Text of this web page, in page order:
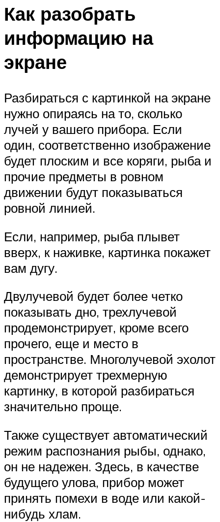
Как разобрать
информацию на
экране
Разбираться с картинкой на экране
нужно опираясь на то, сколько
лучей у вашего прибора. Если
один, соответственно изображение
будет плоским и все коряги, рыба и
прочие предметы в ровном
движении будут показываться
ровной линией.
Если, например, рыба плывет
вверх, к наживке, картинка покажет
вам дугу.
Двулучевой будет более четко
показывать дно, трехлучевой
продемонстрирует, кроме всего
прочего, еще и место в
пространстве. Многолучевой эхолот
демонстрирует трехмерную
картинку, в которой разбираться
значительно проще.
Также существует автоматический
режим распознания рыбы, однако,
он не надежен. Здесь, в качестве
будущего улова, прибор может
принять помехи в воде или какой-
нибудь хлам.